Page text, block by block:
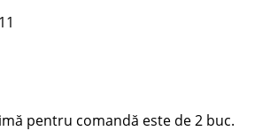
pentru comandă este de 2 buc.